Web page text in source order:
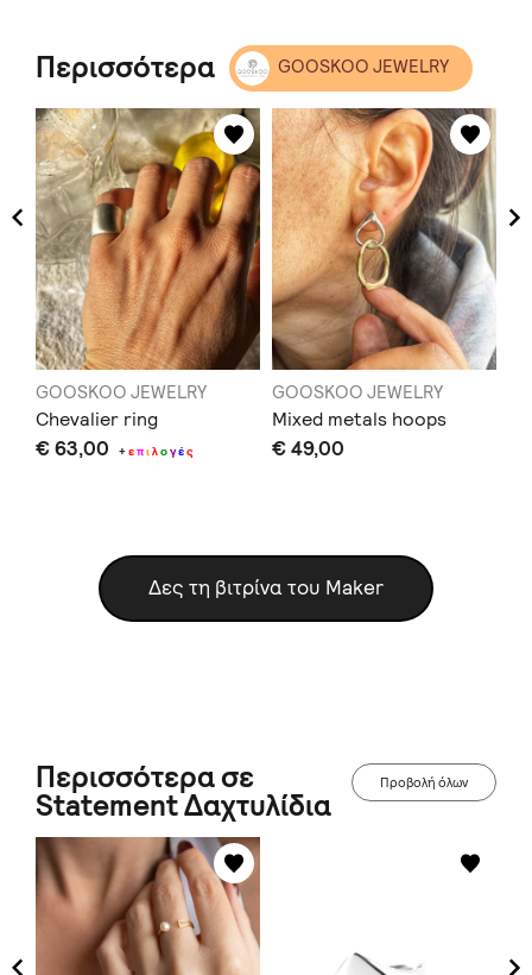
Περισσότερα GOOSKOO JEWELRY
GOOSKOO JEWELRY
Chevalier ring
€ 63,00 +επιλογές
GOOSKOO JEWELRY
Mixed metals hoops
€ 49,00
Δες τη βιτρίνα του Maker
Περισσότερα σε
Statement Δαχτυλίδια
Προβολή όλων